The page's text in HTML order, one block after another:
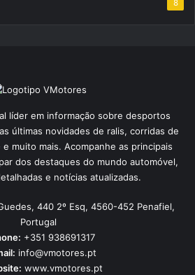
8
líder em informação sobre desportos
últimas novidades de ralis, corridas de
muito mais. Acompanhe as principais
dos destaques do mundo automóvel,
e notícias atualizadas.
440 2º Esq, 4560-452 Penafiel,
Portugal
+351 938691317
info@vmotores.pt
www.vmotores.pt